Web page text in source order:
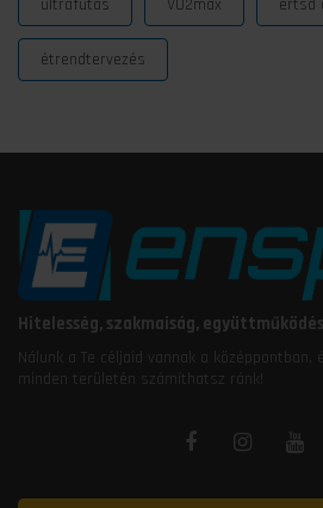
ultrafutás VO2max értsd
étrendtervezés
Hitelesség, szakmaiság,
Nálunk a Te céljaid vannak a
minden területén számíthatsz ránk!